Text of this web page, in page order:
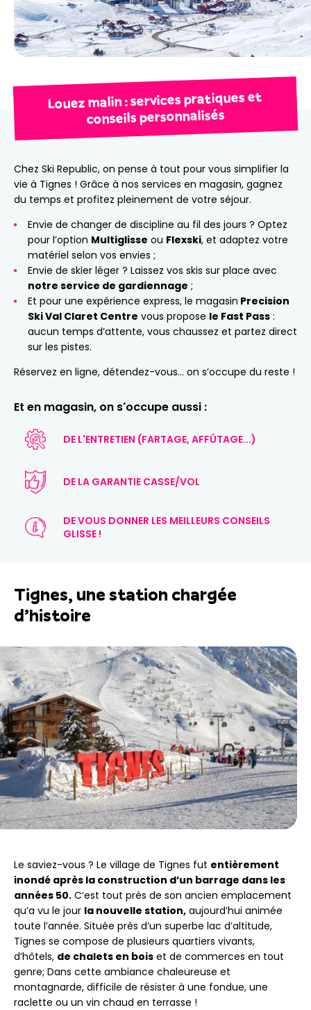
Louez malin : services pratiques et
conseils personnalisés
Chez Ski Republic, on pense à tout pour vous simplifier la
vie à Tignes ! Grâce à nos services en magasin, gagnez
du temps et profitez pleinement de votre séjour.
Envie de changer de discipline au fil des jours ? Optez
pour l’option Multiglisse ou Flexski, et adaptez votre
matériel selon vos envies ;
Envie de skier léger ? Laissez vos skis sur place avec
notre service de gardiennage ;
Et pour une expérience express, le magasin Precision
Ski Val Claret Centre vous propose le Fast Pass :
aucun temps d’attente, vous chaussez et partez direct
sur les pistes.
Réservez en ligne, détendez-vous… on s’occupe du reste !
Et en magasin, on s'occupe aussi :
DE L'ENTRETIEN (FARTAGE, AFFÛTAGE...)
DE LA GARANTIE CASSE/VOL
DE VOUS DONNER LES MEILLEURS CONSEILS
GLISSE !
Tignes, une station chargée
d’histoire
Le saviez-vous ? Le village de Tignes fut entièrement
inondé après la construction d’un barrage dans les
années 50. C’est tout près de son ancien emplacement
qu’a vu le jour la nouvelle station, aujourd’hui animée
toute l’année. Située près d’un superbe lac d’altitude,
Tignes se compose de plusieurs quartiers vivants,
d’hôtels, de chalets en bois et de commerces en tout
genre; Dans cette ambiance chaleureuse et
montagnarde, difficile de résister à une fondue, une
raclette ou un vin chaud en terrasse !